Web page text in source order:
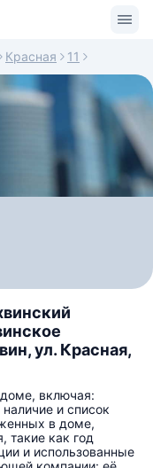
Красная 11
ул. Красная,
включая:
и список
в доме,
такие как год
и использованные